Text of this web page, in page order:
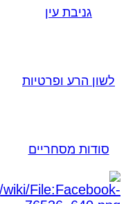
גניבת עין
לשון הרע ופרטיות
סודות מסחריים